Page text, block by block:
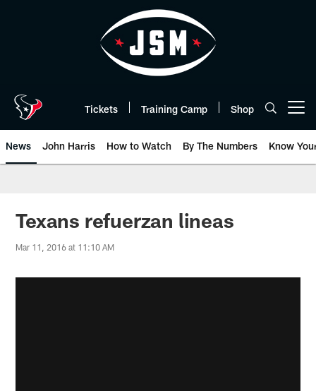
Tickets Training Camp Shop
News John Harris How to Watch By The Numbers Know
Texans refuerzan lineas
Mar 11, 2016 at 11:10 AM